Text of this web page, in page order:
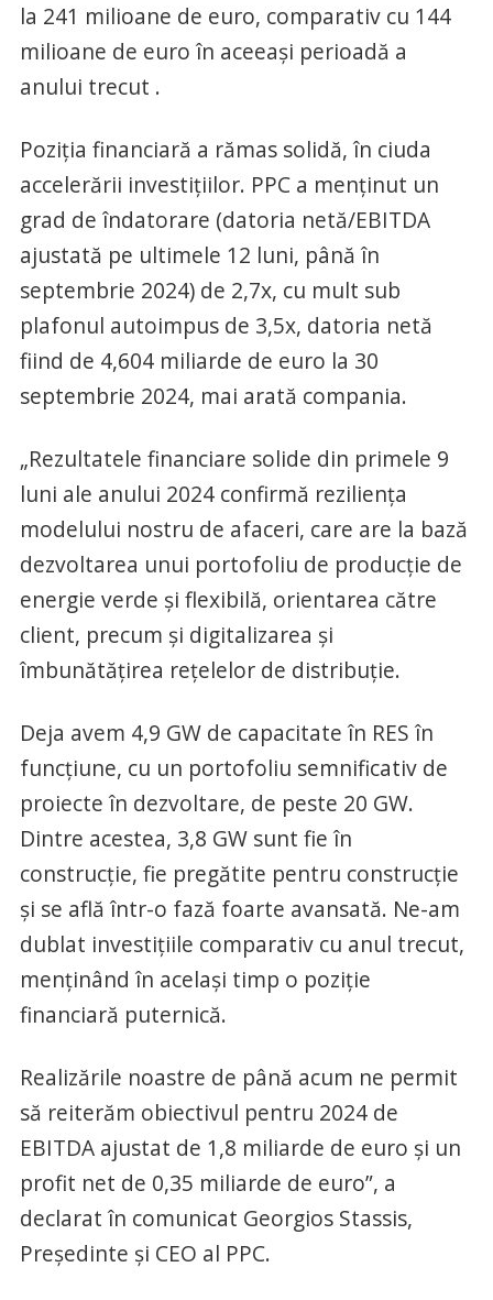
la 241 milioane de euro, comparativ cu 144
milioane de euro în aceeași perioadă a
anului trecut .
Poziția financiară a rămas solidă, în ciuda
accelerării investițiilor. PPC a menținut un
grad de îndatorare (datoria netă/EBITDA
ajustată pe ultimele 12 luni, până în
septembrie 2024) de 2,7x, cu mult sub
plafonul autoimpus de 3,5x, datoria netă
fiind de 4,604 miliarde de euro la 30
septembrie 2024, mai arată compania.
„Rezultatele financiare solide din primele 9
luni ale anului 2024 confirmă reziliența
modelului nostru de afaceri, care are la bază
dezvoltarea unui portofoliu de producție de
energie verde și flexibilă, orientarea către
client, precum și digitalizarea și
îmbunătățirea rețelelor de distribuție.
Deja avem 4,9 GW de capacitate în RES în
funcțiune, cu un portofoliu semnificativ de
proiecte în dezvoltare, de peste 20 GW.
Dintre acestea, 3,8 GW sunt fie în
construcție, fie pregătite pentru construcție
și se află într-o fază foarte avansată. Ne-am
dublat investițiile comparativ cu anul trecut,
menținând în același timp o poziție
financiară puternică.
Realizările noastre de până acum ne permit
să reiterăm obiectivul pentru 2024 de
EBITDA ajustat de 1,8 miliarde de euro și un
profit net de 0,35 miliarde de euro”, a
declarat în comunicat Georgios Stassis,
Președinte și CEO al PPC.